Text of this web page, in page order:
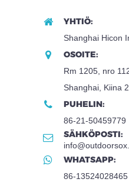
YHTIÖ:
Shanghai Hicon
OSOITE:
Rm 1205, nro
Shanghai, Kiina
PUHELIN:
86-21-50459779
SÄHKÖPOSTI:
WHATSAPP:
86-13524028465